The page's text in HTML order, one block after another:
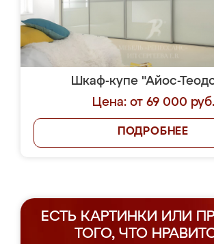
Шкаф-купе "Айос-
Цена: от 69 000 руб.
ПОДРОБНЕЕ
ЕСТЬ КАРТИНКИ ИЛИ
ТОГО, ЧТО